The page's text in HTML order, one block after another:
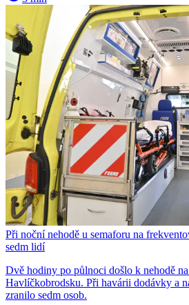
Při noční nehodě u semaforu na
sedm lidí
Dvě hodiny po půlnoci došlo k nehodě
Havlíčkobrodsku. Při havárii dodávky a
zranilo sedm osob.